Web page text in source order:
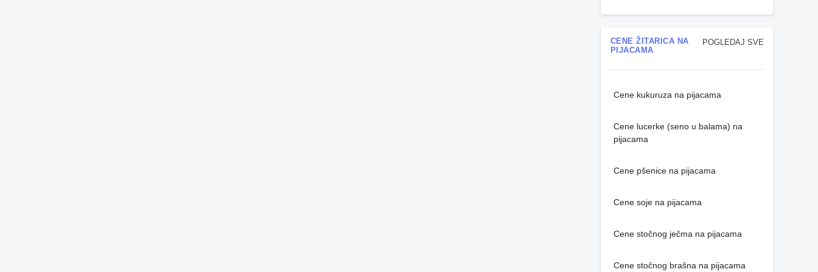
POGLEDAJ SVE
CENE ŽITARICA NA
PIJACAMA
Cene kukuruza na pijacama
Cene lucerke (seno u balama) na
pijacama
Cene pšenice na pijacama
Cene soje na pijacama
Cene stočnog ječma na pijacama
Cene stočnog brašna na pijacama